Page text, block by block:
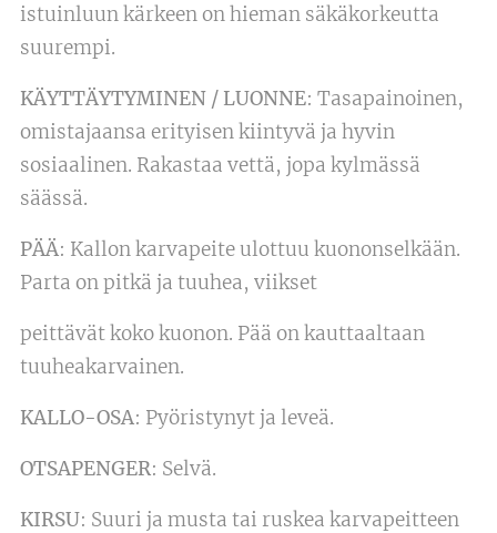
istuinluun kärkeen on hieman säkäkorkeutta
suurempi.
KÄYTTÄYTYMINEN / LUONNE: Tasapainoinen,
omistajaansa erityisen kiintyvä ja hyvin
sosiaalinen. Rakastaa vettä, jopa kylmässä
säässä.
PÄÄ: Kallon karvapeite ulottuu kuononselkään.
Parta on pitkä ja tuuhea, viikset
peittävät koko kuonon. Pää on kauttaaltaan
tuuheakarvainen.
KALLO-OSA: Pyöristynyt ja leveä.
OTSAPENGER: Selvä.
KIRSU: Suuri ja musta tai ruskea karvapeitteen